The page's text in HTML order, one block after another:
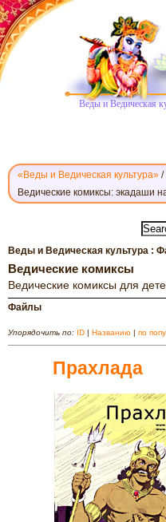
Веды и Ведическая
«Веды и Ведическая культура» /
Ведические комиксы: экадаши
КОМИКСЫ
ДЛЯ
ДЕТЕЙ
Веды и Ведическая культура :
Ведические комиксы
Ведические комиксы для
Файлы
Упорядочить по: ID | Названию | по
Прахлада